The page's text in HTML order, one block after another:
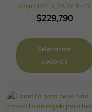
Caja SUPER BABY 1-45
$229,790
Seleccionar
opciones